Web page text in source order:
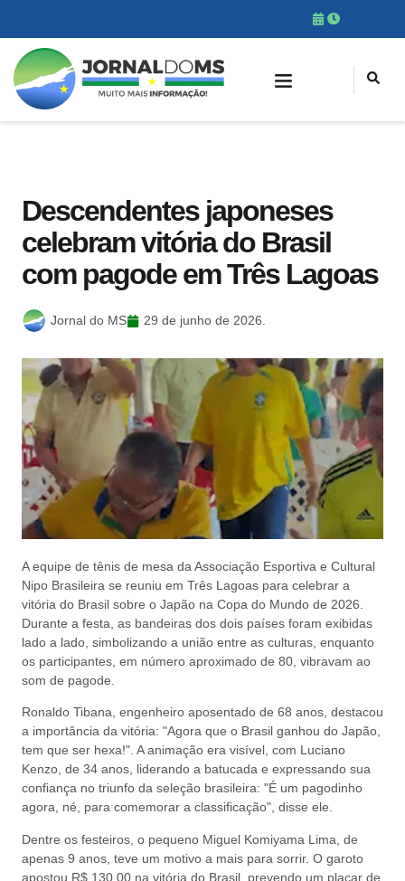
Descendentes japoneses
celebram vitória do Brasil
com pagode em Três Lagoas
Jornal do MS 29 de junho de 2026.
A equipe de tênis de mesa da Associação Esportiva e Cultural
Nipo Brasileira se reuniu em Três Lagoas para celebrar a
vitória do Brasil sobre o Japão na Copa do Mundo de 2026.
Durante a festa, as bandeiras dos dois países foram exibidas
lado a lado, simbolizando a união entre as culturas, enquanto
os participantes, em número aproximado de 80, vibravam ao
som de pagode.
Ronaldo Tibana, engenheiro aposentado de 68 anos, destacou
a importância da vitória: "Agora que o Brasil ganhou do Japão,
tem que ser hexa!". A animação era visível, com Luciano
Kenzo, de 34 anos, liderando a batucada e expressando sua
confiança no triunfo da seleção brasileira: "É um pagodinho
agora, né, para comemorar a classificação", disse ele.
Dentre os festeiros, o pequeno Miguel Komiyama Lima, de
apenas 9 anos, teve um motivo a mais para sorrir. O garoto
apostou R$ 130,00 na vitória do Brasil, prevendo um placar de